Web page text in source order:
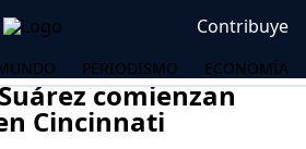
Contribuye
PERIODISMO ECONOMÍA
comienzan
Cincinnati